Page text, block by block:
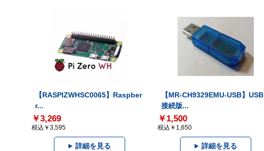
【RASPIZWHSC0065】Raspber
r...
￥3,269
税込￥3,595
詳細を見る
【MR-CH9329EMU-USB】USB
接続版...
￥1,500
税込￥1,650
詳細を見る